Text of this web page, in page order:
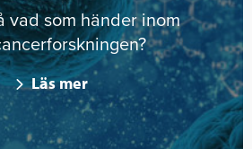
vad som händer inom
Läs mer